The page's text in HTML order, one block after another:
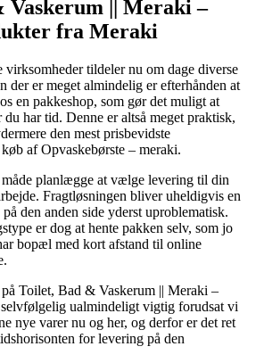
Vaskerum || Meraki –
fra Meraki
tildeler nu om dage diverse
der er meget almindelig er efterhånden at
en pakkeshop, som gør det muligt at
har tid. Denne er altså meget praktisk,
den mest prisbevidste
af Opvaskebørste – meraki.
planlægge at vælge levering til din
Fragtløsningen bliver uheldigvis en
den anden side yderst uproblematisk.
er dog at hente pakken selv, som jo
bopæl med kort afstand til online
Toilet, Bad & Vaskerum || Meraki –
ualmindeligt vigtig forudsat vi
nye varer nu og her, og derfor er det ret
for levering på den